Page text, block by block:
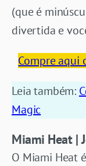
(que é
divertida e
Compre aqui
Leia também:
Magic
Miami Heat |
O Miami Heat